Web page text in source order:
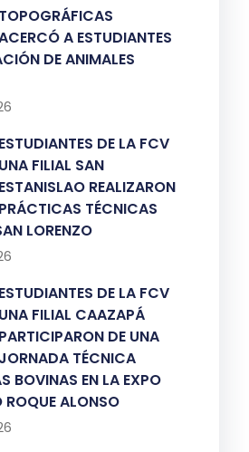
TOPOGRÁFICAS
A ESTUDIANTES
DE ANIMALES
ESTUDIANTES DE LA FCV
UNA FILIAL SAN
ESTANISLAO REALIZARON
PRÁCTICAS TÉCNICAS
LORENZO
ESTUDIANTES DE LA FCV
UNA FILIAL CAAZAPÁ
PARTICIPARON DE UNA
JORNADA TÉCNICA
BOVINAS EN LA EXPO
ROQUE ALONSO